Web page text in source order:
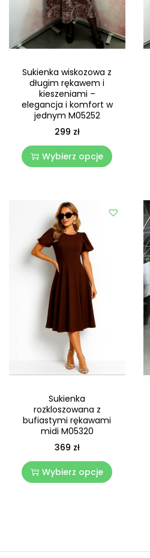
Sukienka wiskozowa z
długim rękawem i
kieszeniami –
elegancja i komfort w
jednym M05252
299 zł
Wybierz opcje
Sukienka
rozkloszowana z
bufiastymi rękawami
midi M05320
369 zł
Wybierz opcje